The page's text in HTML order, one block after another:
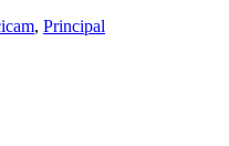
, Principal